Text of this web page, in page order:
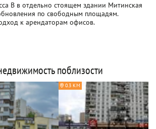
B в отдельно стоящем здании Митинская
по свободным площадям.
к арендаторам офисов.
поблизости
0.3 КМ